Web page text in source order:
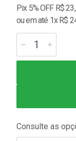
Pix 5% OFF R$
ou em até 1x R$
Consulte as